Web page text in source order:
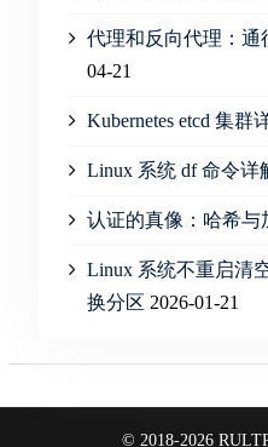
代理和反向代理：通
04-21
Kubernetes etcd 集群
Linux 系统 df 命令详
认证的真像：哈希与
Linux 系统不重启清
换分区 2026-01-21
© 2018-2026